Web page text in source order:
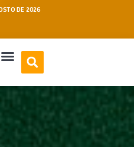
DE 2026